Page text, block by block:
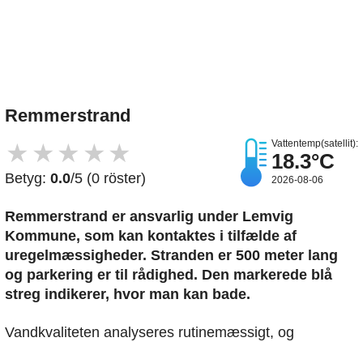
Remmerstrand
★ ★ ★ ★ ★
Betyg: 0.0/5 (0 röster)
Vattentemp(satellit):
18.3°C
2026-08-06
Remmerstrand er ansvarlig under Lemvig
Kommune, som kan kontaktes i tilfælde af
uregelmæssigheder. Stranden er 500 meter lang
og parkering er til rådighed. Den markerede blå
streg indikerer, hvor man kan bade.
Vandkvaliteten analyseres rutinemæssigt, og